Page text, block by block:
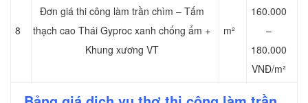
8
Đơn giá thi công làm trần chìm – Tấm
thạch cao Thái Gyproc xanh chống ẩm +
Khung xương VT
m²
160.000
–
180.000
VNĐ/m²